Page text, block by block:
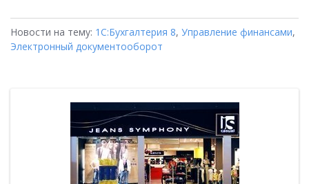
Новости на тему: 1С:Бухгалтерия 8, Управление финансами,
Электронный документооборот